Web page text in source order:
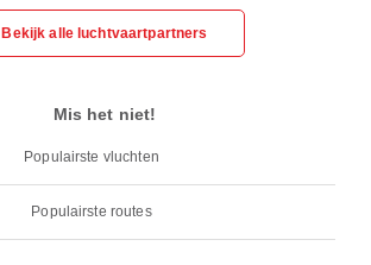
Bekijk alle luchtvaartpartners
Mis het niet!
Populairste vluchten
Populairste routes